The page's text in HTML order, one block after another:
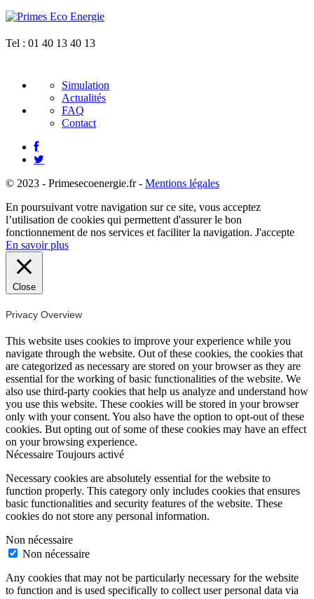
Tel : 01 40 13 40 13
Simulation
Actualités
FAQ
Contact
© 2023 - Primesecoenergie.fr - Mentions légales
En poursuivant votre navigation sur ce site, vous acceptez
l’utilisation de cookies qui permettent d'assurer le bon
fonctionnement de nos services et faciliter la navigation. J'accepte
En savoir plus
Close
Privacy Overview
This website uses cookies to improve your experience while you
navigate through the website. Out of these cookies, the cookies that
are categorized as necessary are stored on your browser as they are
essential for the working of basic functionalities of the website. We
also use third-party cookies that help us analyze and understand how
you use this website. These cookies will be stored in your browser
only with your consent. You also have the option to opt-out of these
cookies. But opting out of some of these cookies may have an effect
on your browsing experience.
Nécessaire Toujours activé
Necessary cookies are absolutely essential for the website to
function properly. This category only includes cookies that ensures
basic functionalities and security features of the website. These
cookies do not store any personal information.
Non nécessaire
Non nécessaire
Any cookies that may not be particularly necessary for the website
to function and is used specifically to collect user personal data via